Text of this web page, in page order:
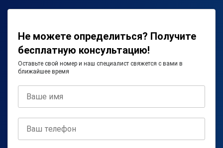
Не можете определиться? Получите
бесплатную консультацию!
Оставьте свой номер и наш специалист свяжется с вами в
ближайшее время